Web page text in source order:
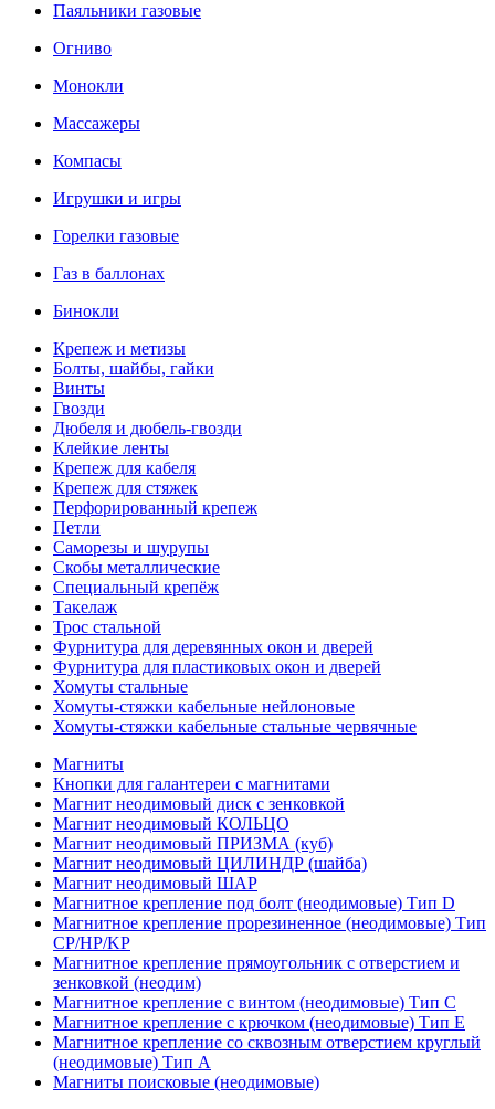
Паяльники газовые
Огниво
Монокли
Массажеры
Компасы
Игрушки и игры
Горелки газовые
Газ в баллонах
Бинокли
Крепеж и метизы
Болты, шайбы, гайки
Винты
Гвозди
Дюбеля и дюбель-гвозди
Клейкие ленты
Крепеж для кабеля
Крепеж для стяжек
Перфорированный крепеж
Петли
Саморезы и шурупы
Скобы металлические
Специальный крепёж
Такелаж
Трос стальной
Фурнитура для деревянных окон и дверей
Фурнитура для пластиковых окон и дверей
Хомуты стальные
Хомуты-стяжки кабельные нейлоновые
Хомуты-стяжки кабельные стальные червячные
Магниты
Кнопки для галантереи с магнитами
Магнит неодимовый диск с зенковкой
Магнит неодимовый КОЛЬЦО
Магнит неодимовый ПРИЗМА (куб)
Магнит неодимовый ЦИЛИНДР (шайба)
Магнит неодимовый ШАР
Магнитное крепление под болт (неодимовые) Тип D
Магнитное крепление прорезиненное (неодимовые) Тип
CP/HP/KP
Магнитное крепление прямоугольник с отверстием и
зенковкой (неодим)
Магнитное крепление с винтом (неодимовые) Тип С
Магнитное крепление с крючком (неодимовые) Тип Е
Магнитное крепление со сквозным отверстием круглый
(неодимовые) Тип А
Магниты поисковые (неодимовые)